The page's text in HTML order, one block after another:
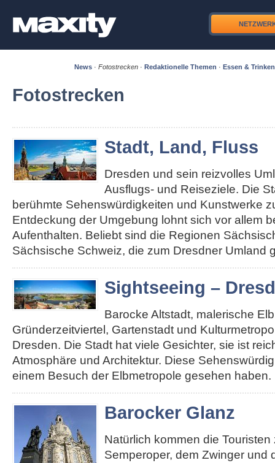
News· Fotostrecken· Redaktionelle Themen · Essen & Trinken
Fotostrecken
Stadt, Land, Fluss
Dresden und sein reizvolles
Ausflugs- und Reiseziele. Die
berühmte Sehenswürdigkeiten und Kunstwerke
Entdeckung der Umgebung lohnt sich vor allem
Aufenthalten. Beliebt sind die Regionen
Sächsische Schweiz, die zum Dresdner Umland
Sightseeing –
Barocke Altstadt, malerische
Gründerzeitviertel, Gartenstadt und
Dresden. Die Stadt hat viele Gesichter, sie ist
Atmosphäre und Architektur. Diese
einem Besuch der Elbmetropole gesehen haben.
Barocker Glanz
Natürlich kommen die
Semperoper, dem Zwinger und